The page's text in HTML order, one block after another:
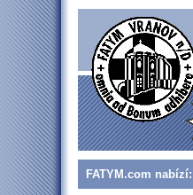
FATYM.com nabízí: